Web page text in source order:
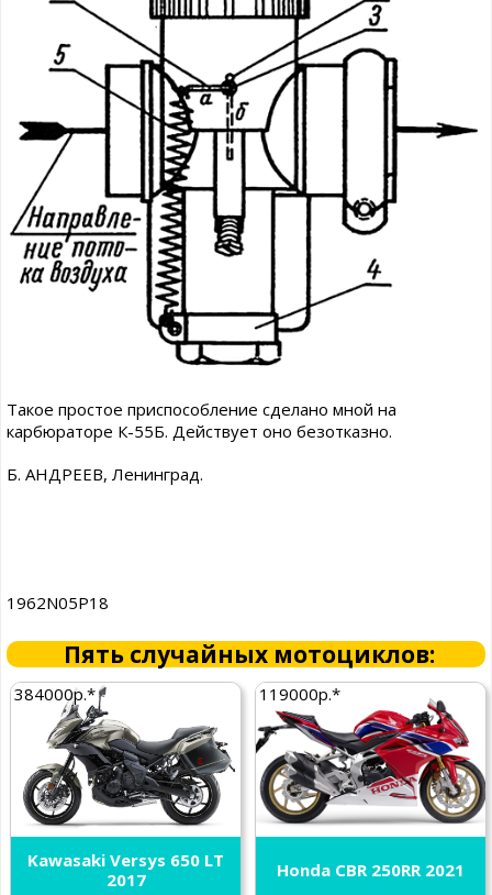
Такое простое приспособление сделано мной на
карбюраторе К-55Б. Действует оно безотказно.
Б. АНДРЕЕВ, Ленинград.
1962N05P18
Пять случайных мотоциклов:
384000р.*
Kawasaki Versys 650 LT
2017
119000р.*
Honda CBR 250RR 2021